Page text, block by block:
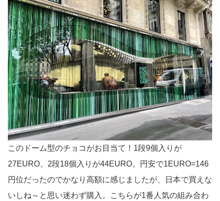
このドーム型のチョコがお目当て！1段9個入りが
27EURO、2段18個入りが44EURO。円安で1EURO=146
円位だったのでかなり高額に感じましたが、日本で買えな
いしね～と思い迷わず購入。こちらが1番人気の組み合わ